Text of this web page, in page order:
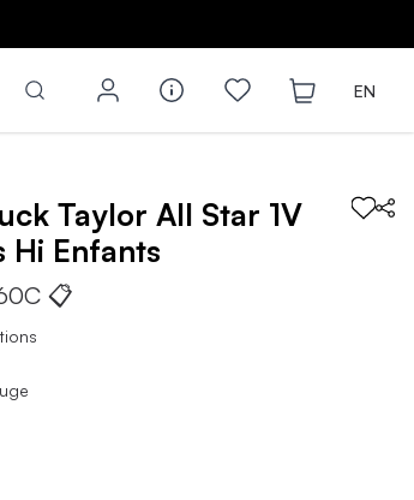
EN
Taylor All Star 1V
Hi Enfants
📋